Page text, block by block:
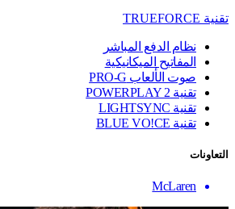
تقنية TRUEFORCE
نظام الدفع المباشر
المفاتيح الميكانيكية
صوت الألعاب PRO-G
تقنية ‏POWERPLAY 2
تقنية LIGHTSYNC
تقنية BLUE VO!CE
التعاونات
McLaren